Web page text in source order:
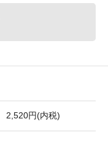
2,520円(内税)